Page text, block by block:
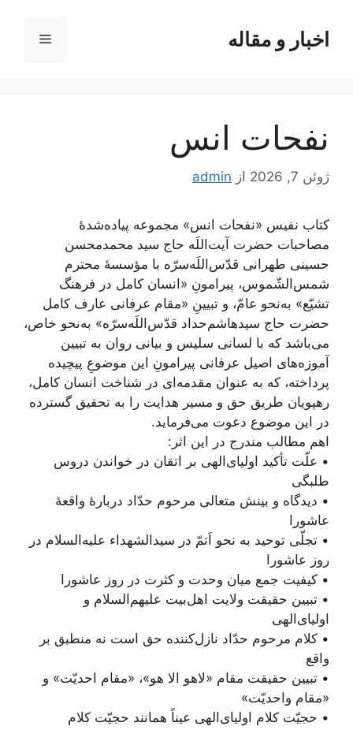
محتوااخبار و مقاله فهرست
نفحات انس
ژوئن 7, 2026 از admin
کتاب نفیس «نفحات انس» مجموعه پیاده‌شدۀ
مصاحبات حضرت آیت‌اللَه حاج سید محمدمحسن
حسینی طهرانی قدّس‌اللَه‌سرّه با مؤسسۀ محترم
شمس‌الشّموس، پیرامونِ «انسان کامل در فرهنگ
تشیّع» به‌نحو عامّ، و تبیینِ «مقام عرفانی عارف کامل
حضرت حاج سید‌هاشم‌حداد قدّس‌اللَه‌سرّه» به‌نحو خاص،
می‌باشد که با لسانی سلیس و بیانی روان به تبیین
آموزه‌های اصیل عرفانی پیرامونِ این موضوعِ پیچیده
پرداخته، که به عنوان مقدمه‌‌ای در شناخت انسان کامل،
رهپویان طریق حق و مسیر هدایت را به تحقیق گسترده
در این موضوع دعوت می‌فرماید.
اهم مطالب مندرج در این اثر:
• علّت تأکید اولیای‌الهی بر اتقان در خواندن دروس
طلبگی
• دیدگاه و بینش متعالی مرحوم حدّاد دربارۀ واقعۀ
عاشورا
• تجلّی توحید به نحو اَتمّ در سیدالشهداء علیه‌السلام در
روز عاشورا
• کیفیت جمع میان وحدت و کثرت در روز عاشورا
• تبیین حقیقت ولایت اهل‌بیت علیهم‌السلام و
اولیای‌الهی
• کلام مرحوم حدّاد نازل‌کننده حق است نه منطبق بر
واقع
• تبیین حقیقت مقام «لاهو الا هو»، «مقام احدیّت» و
«مقام واحدیّت»
• حجیّت کلام اولیای‌الهی عیناً همانند حجیّت کلام